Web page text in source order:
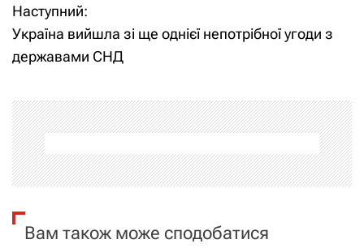
в
і
а
ц
і
я
Наступний:
Україна вийшла зі ще однієї непотрібної угоди з
державами СНД
Вам також може сподобатися